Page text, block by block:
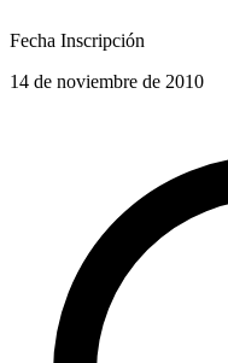
Fecha Inscripción
14 de noviembre de 2010